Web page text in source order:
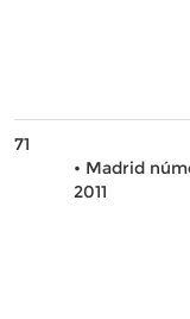
71
• Madrid
2011